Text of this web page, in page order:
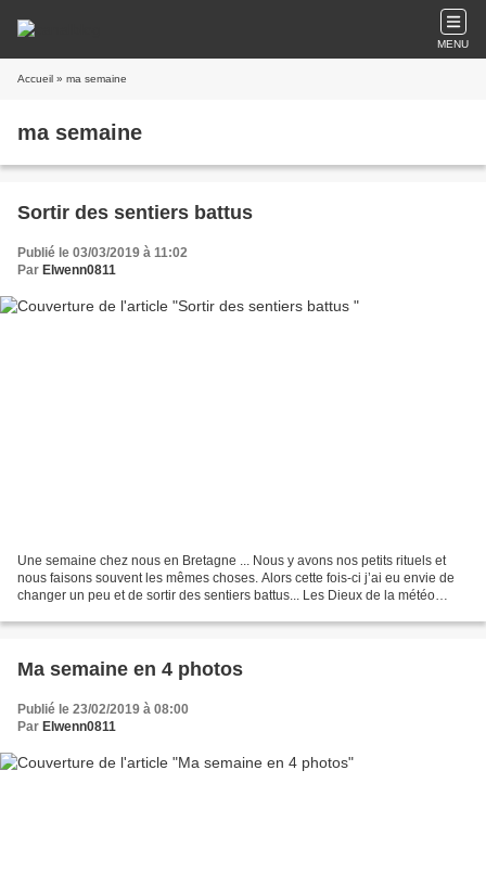
MENU
Accueil » ma semaine
ma semaine
Sortir des sentiers battus
Publié le 03/03/2019 à 11:02
Par Elwenn0811
Une semaine chez nous en Bretagne ... Nous y avons nos petits rituels et
nous faisons souvent les mêmes choses. Alors cette fois-ci j’ai eu envie de
changer un peu et de sortir des sentiers battus... Les Dieux de la météo
Ma semaine en 4 photos
Publié le 23/02/2019 à 08:00
Par Elwenn0811